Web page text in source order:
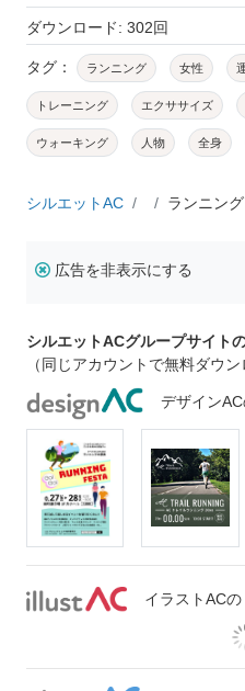
ダウンロード: 302回
タグ： ランニング 女性
トレーニング エクササイズ
ウォーキング 人物 全身
シルエットAC ランニング
広告を非表示にする
シルエットACグループサイト
（同じアカウントで無料ダウン
デザイン
イラストAC